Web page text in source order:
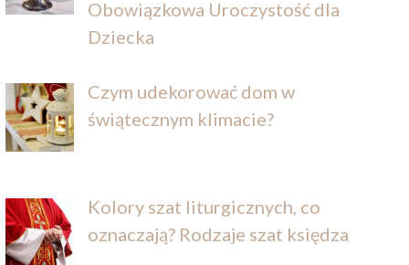
Obowiązkowa Uroczystość dla
Dziecka
Czym udekorować dom w
świątecznym klimacie?
Kolory szat liturgicznych, co
oznaczają? Rodzaje szat księdza